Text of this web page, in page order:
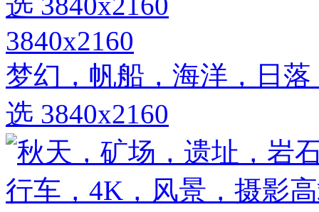
3840x2160
梦幻，帆船，海洋，日
选 3840x2160